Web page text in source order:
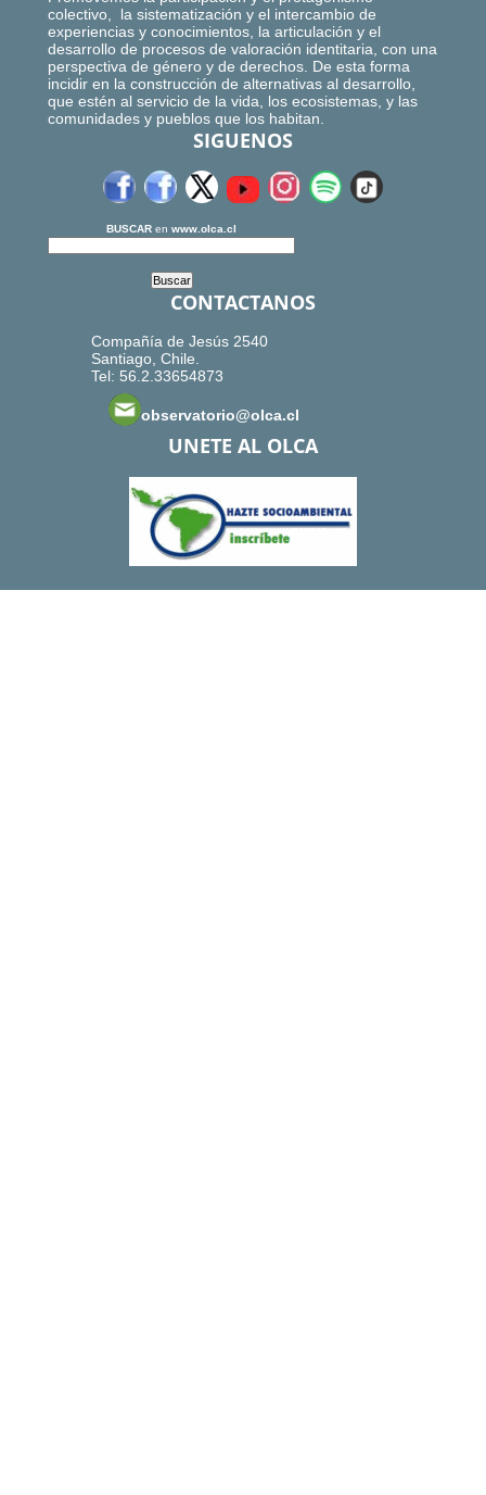
colectivo, la sistematización y el intercambio de
experiencias y conocimientos, la articulación y el
desarrollo de procesos de valoración identitaria, con una
perspectiva de género y de derechos. De esta forma
incidir en la construcción de alternativas al desarrollo,
que estén al servicio de la vida, los ecosistemas, y las
comunidades y pueblos que los habitan.
SIGUENOS
BUSCAR en www.olca.cl
CONTACTANOS
Compañía de Jesús 2540
Santiago, Chile.
Tel: 56.2.33654873
observatorio@olca.cl
UNETE AL OLCA